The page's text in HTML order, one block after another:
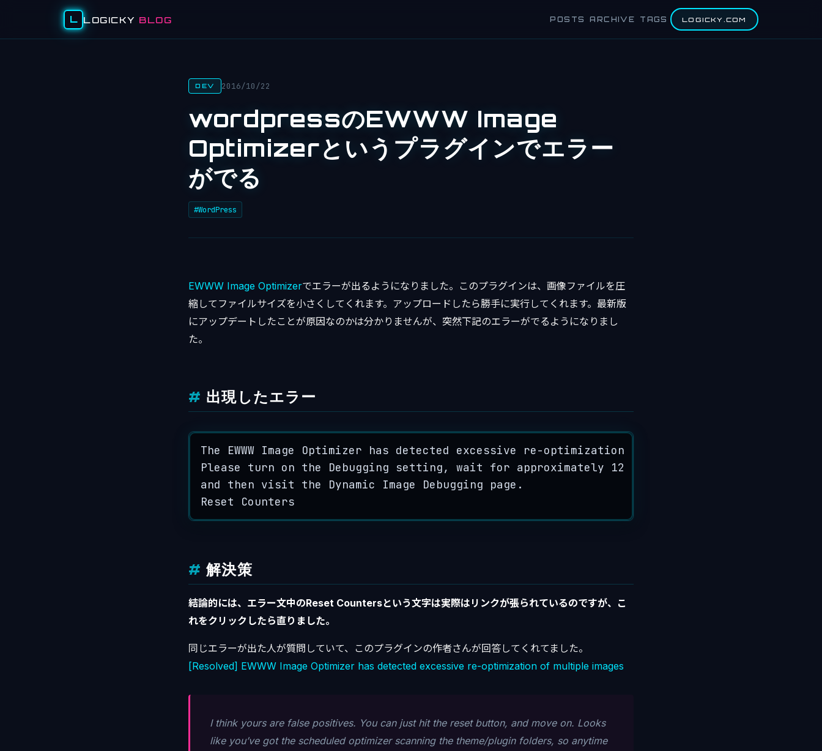
L LOGICKY BLOG POSTS ARCHIVE TAGS LOGICKY.COM
DEV 2016/10/22
wordpressのEWWW Image
Optimizerというプラグインでエラー
がでる
#WordPress
EWWW Image Optimizerでエラーが出るようになりました。このプラグインは、画像ファイルを圧
縮してファイルサイズを小さくしてくれます。アップロードしたら勝手に実行してくれます。最新版
にアップデートしたことが原因なのかは分かりませんが、突然下記のエラーがでるようになりまし
た。
出現したエラー
The EWWW Image Optimizer has detected excessive re-optimization
Please
turn on the Debugging setting, wait for approximately 12
and
then visit the Dynamic Image Debugging page .
Reset
Counters
解決策
結論的には、エラー文中のReset Countersという文字は実際はリンクが張られているのですが、こ
れをクリックしたら直りました。
同じエラーが出た人が質問していて、このプラグインの作者さんが回答してくれてました。
[Resolved] EWWW Image Optimizer has detected excessive re-optimization of multiple images
I think yours are false positives. You can just hit the reset button, and move on. Looks
like you’ve got the scheduled optimizer scanning the theme/plugin folders, so anytime